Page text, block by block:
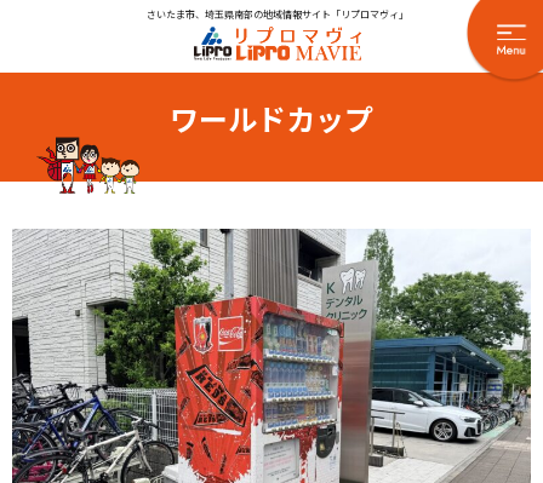
さいたま市、埼玉県南部の地域情報サイト「リプロマヴィ」
ワールドカップ